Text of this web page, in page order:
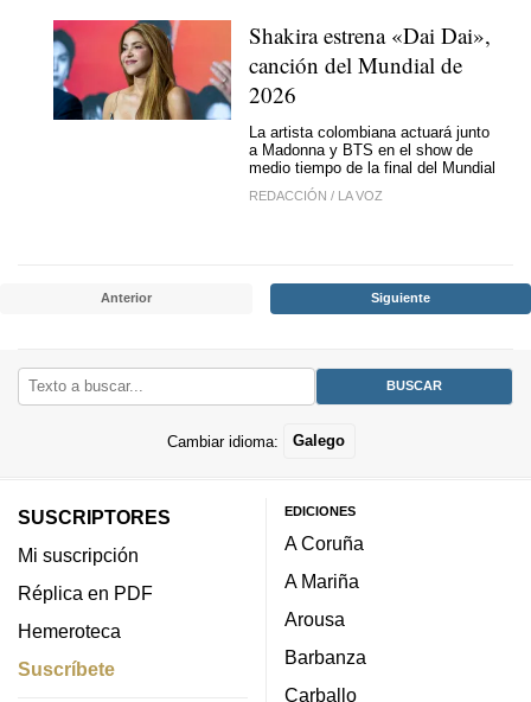
Shakira estrena «Dai Dai»,
canción del Mundial de
2026
La artista colombiana actuará junto
a Madonna y BTS en el show de
medio tiempo de la final del Mundial
REDACCIÓN / LA VOZ
Anterior Siguiente
Cambiar idioma: Galego
SUSCRIPTORES
Mi suscripción
Réplica en PDF
Hemeroteca
Suscríbete
EDICIONES
A Coruña
A Mariña
Arousa
Barbanza
Carballo